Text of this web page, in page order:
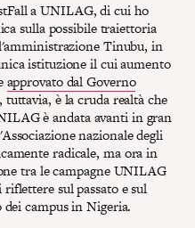
a UNILAG, di cui ho
sulla possibile traiettoria
Tinubu, in
istituzione il cui aumento
approvato dal Governo
è la cruda realtà che
è andata avanti in gran
nazionale degli
radicale, ma ora in
tra le campagne UNILAG
sul passato e sul
campus in Nigeria.